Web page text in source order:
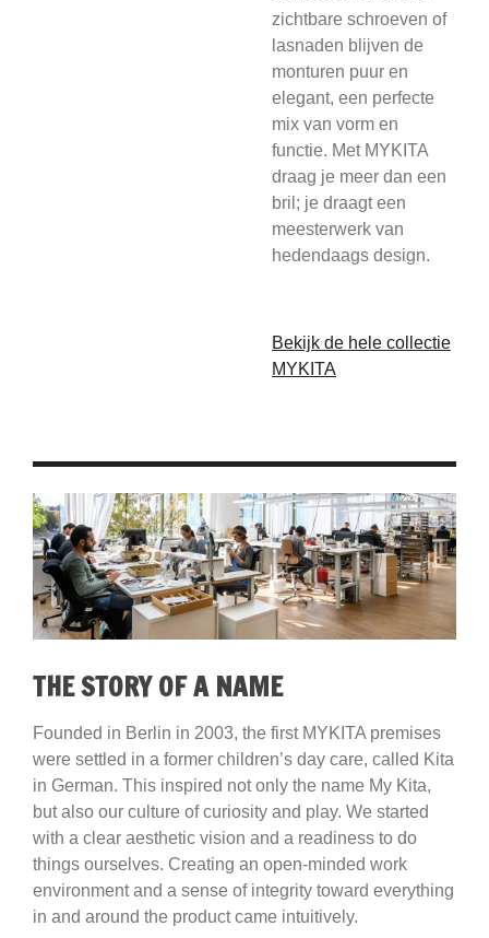
zichtbare schroeven of
lasnaden blijven de
monturen puur en
elegant, een perfecte
mix van vorm en
functie. Met MYKITA
draag je meer dan een
bril; je draagt een
meesterwerk van
hedendaags design.
Bekijk de hele collectie
MYKITA
THE STORY OF A NAME
Founded in Berlin in 2003, the first MYKITA premises
were settled in a former children’s day care, called Kita
in German. This inspired not only the name My Kita,
but also our culture of curiosity and play. We started
with a clear aesthetic vision and a readiness to do
things ourselves. Creating an open-minded work
environment and a sense of integrity toward everything
in and around the product came intuitively.